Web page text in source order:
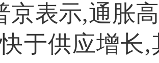
京表示,通胀
于供应增长